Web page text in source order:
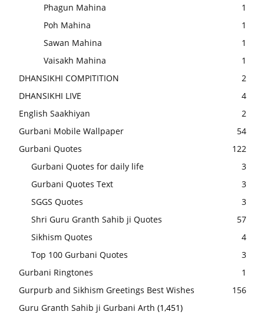
Phagun Mahina
1
Poh Mahina
1
Sawan Mahina
1
Vaisakh Mahina
1
DHANSIKHI COMPITITION
2
DHANSIKHI LIVE
4
English Saakhiyan
2
Gurbani Mobile Wallpaper
54
Gurbani Quotes
122
Gurbani Quotes for daily life
3
Gurbani Quotes Text
3
SGGS Quotes
3
Shri Guru Granth Sahib ji Quotes
57
Sikhism Quotes
4
Top 100 Gurbani Quotes
3
Gurbani Ringtones
1
Gurpurb and Sikhism Greetings Best Wishes
156
Guru Granth Sahib ji Gurbani Arth (1,451)